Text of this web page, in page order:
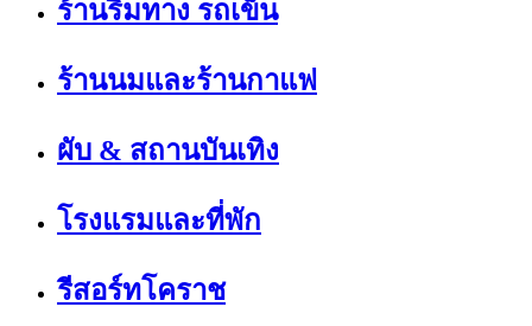
ร้านริมทาง รถเข็น
ร้านนมและร้านกาแฟ
ผับ & สถานบันเทิง
โรงแรมและที่พัก
รีสอร์ทโคราช